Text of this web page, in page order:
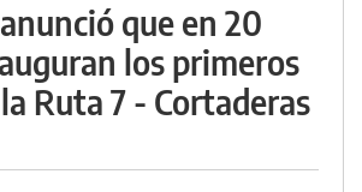
que en 20
los primeros
Ruta 7 - Cortaderas